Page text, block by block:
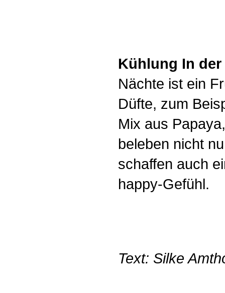
Kühlung In
Nächte ist ein
Düfte, zum
Mix aus
beleben nicht
schaffen auch
happy-Gefühl.
Text: Silke